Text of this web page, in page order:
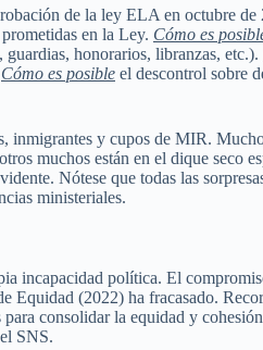
de la ley ELA en octubre de
en la Ley. Cómo es
honorarios, libranzas, etc.).
Cómo es posible el descontrol sobre
inmigrantes y cupos de MIR.
muchos están en el dique seco
Nótese que todas las
ministeriales.
incapacidad política. El
Equidad (2022) ha fracasado.
consolidar la equidad y
SNS.